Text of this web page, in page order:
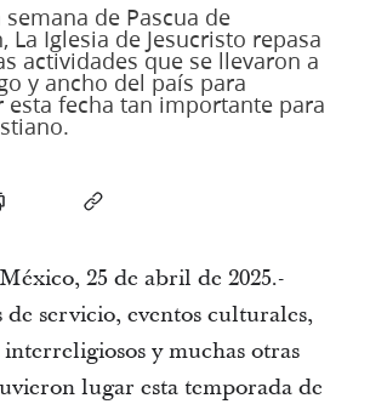
de Pascua de
La Iglesia de Jesucristo repasa
actividades que se llevaron a
y ancho del país para
fecha tan importante para
25 de abril de 2025.-
de servicio, eventos culturales,
y muchas otras
lugar esta temporada de